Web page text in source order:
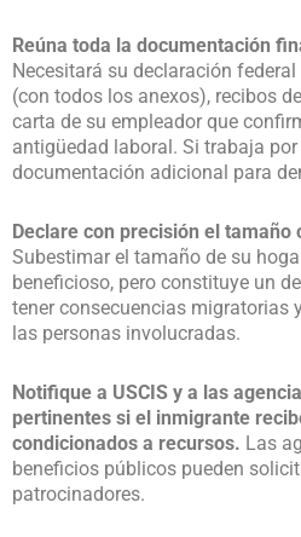
Reúna toda la documentación
Necesitará su declaración
(con todos los anexos), recibos
carta de su empleador que
antigüedad laboral. Si trabaja
documentación adicional para
Declare con precisión el tamaño
Subestimar el tamaño de su
beneficioso, pero constituye un
tener consecuencias migratorias
las personas involucradas.
Notifique a USCIS y a las
pertinentes si el inmigrante
condicionados a recursos. Las
beneficios públicos pueden
patrocinadores.